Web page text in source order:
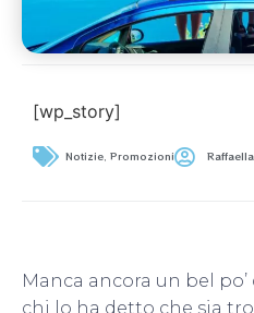
[wp_story]
Notizie, Promozioni
Manca ancora un bel
chi lo ha detto che sia